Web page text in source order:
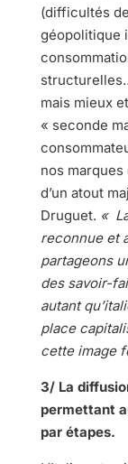
(difficultés
géopolitique
mais mieux
« seconde
nos
d’un atout
Druguet. «
reconnue et
partageons
des savoir-
autant
place
cette image
3/ La
permettant
par étapes.